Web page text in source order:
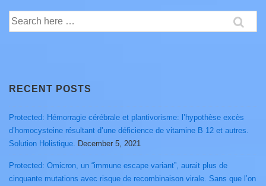
Search
for:
RECENT POSTS
Protected: Hémorragie cérébrale et plantivorisme: l’hypothèse excès
d’homocysteine résultant d’une déficience de vitamine B 12 et autres.
Solution Holistique. December 5, 2021
Protected: Omicron, un “immune escape variant”, aurait plus de
cinquante mutations avec risque de recombinaison virale. Sans que l’on